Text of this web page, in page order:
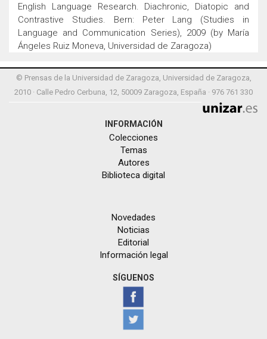
English Language Research. Diachronic, Diatopic and
Contrastive Studies. Bern: Peter Lang (Studies in
Language and Communication Series), 2009 (by María
Ángeles Ruiz Moneva, Universidad de Zaragoza)
© Prensas de la Universidad de Zaragoza, Universidad de Zaragoza,
2010 · Calle Pedro Cerbuna, 12, 50009 Zaragoza, España · 976 761 330
INFORMACIÓN
Colecciones
Temas
Autores
Biblioteca digital
Novedades
Noticias
Editorial
Información legal
SÍGUENOS